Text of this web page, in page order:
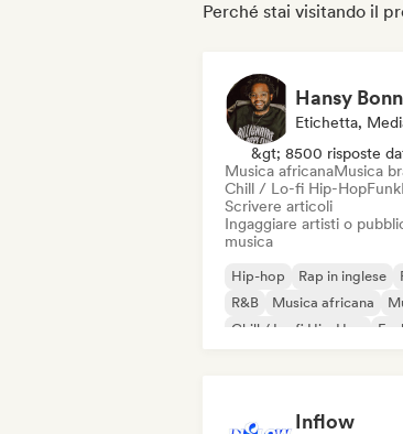
Perché stai visitando il
Etichetta,
&gt; 8500 risposte
Musica africanaMusica
Chill / Lo-fi Hip-HopFunk
Scrivere articoli
Ingaggiare artisti o
musica
Hip-hop Rap in inglese
R&B
Musica africana
Chill / Lo-fi Hip-Hop
Funk
Inflow